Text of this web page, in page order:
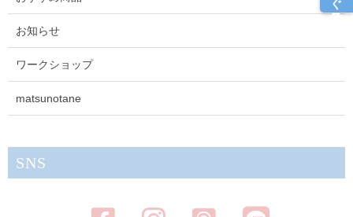
お知らせ
ワークショップ
matsunotane
SNS